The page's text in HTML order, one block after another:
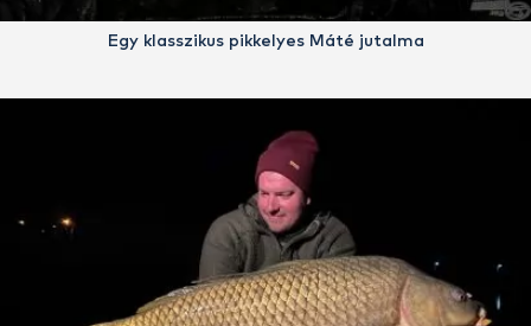
Egy klasszikus pikkelyes Máté jutalma